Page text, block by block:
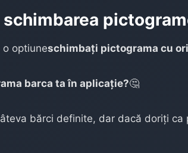
schimbarea
o optiuneschimbați pictograma cu
barca ta în aplicație?🤔
bărci definite, dar dacă doriți